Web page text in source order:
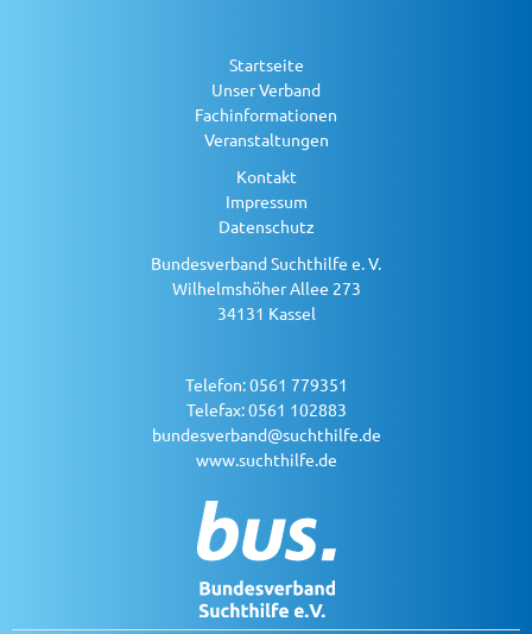
Startseite
Unser Verband
Fachinformationen
Veranstaltungen
Kontakt
Impressum
Datenschutz
Bundesverband Suchthilfe e. V.
Wilhelmshöher Allee 273
34131 Kassel
Telefon: 0561 779351
Telefax: 0561 102883
bundesverband@suchthilfe.de
www.suchthilfe.de